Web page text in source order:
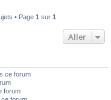
• Page 1 sur 1
Aller
ce forum
forum